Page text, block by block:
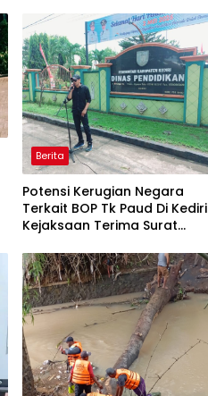
Berita
Potensi Kerugian Negara
Terkait BOP Tk Paud Di Kediri
Kejaksaan Terima Surat